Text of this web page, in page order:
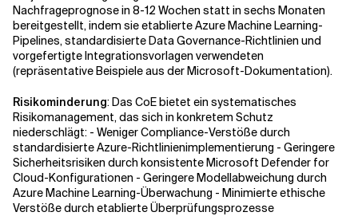
Nachfrageprognose in 8-12 Wochen statt in sechs Monaten
bereitgestellt, indem sie etablierte Azure Machine Learning-
Pipelines, standardisierte Data Governance-Richtlinien und
vorgefertigte Integrationsvorlagen verwendeten
(repräsentative Beispiele aus der Microsoft-Dokumentation).
Risikominderung: Das CoE bietet ein systematisches
Risikomanagement, das sich in konkretem Schutz
niederschlägt: - Weniger Compliance-Verstöße durch
standardisierte Azure-Richtlinienimplementierung - Geringere
Sicherheitsrisiken durch konsistente Microsoft Defender for
Cloud-Konfigurationen - Geringere Modellabweichung durch
Azure Machine Learning-Überwachung - Minimierte ethische
Verstöße durch etablierte Überprüfungsprozesse